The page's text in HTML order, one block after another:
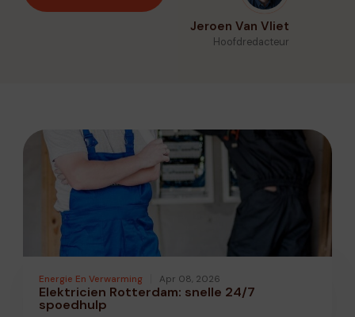
Jeroen Van Vliet
Hoofdredacteur
Energie En Verwarming Apr 08, 2026
Elektricien Rotterdam: snelle 24/7
spoedhulp